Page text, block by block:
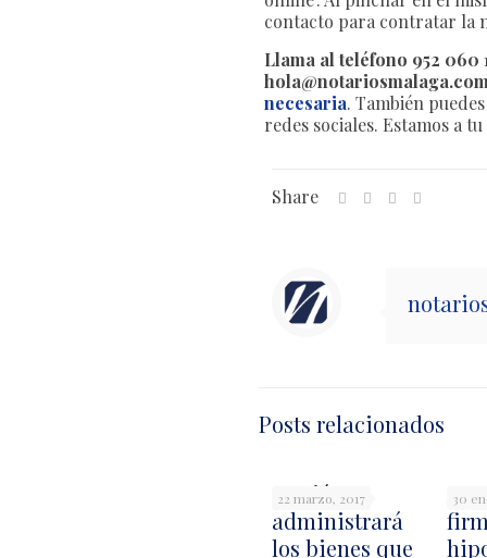
contacto para contratar la
Llama al teléfono 952 060
necesaria. También
redes sociales. Estamos a
Share
Posts relacionados
22 marzo, 2017
¿Quién
administrará
los bienes que
30